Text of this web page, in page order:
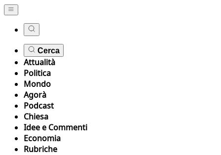
Cerca
Attualità
Politica
Mondo
Agorà
Podcast
Chiesa
Idee e Commenti
Economia
Rubriche